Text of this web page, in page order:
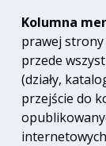
Kolumna
prawej strony
przede
(działy,
przejście do